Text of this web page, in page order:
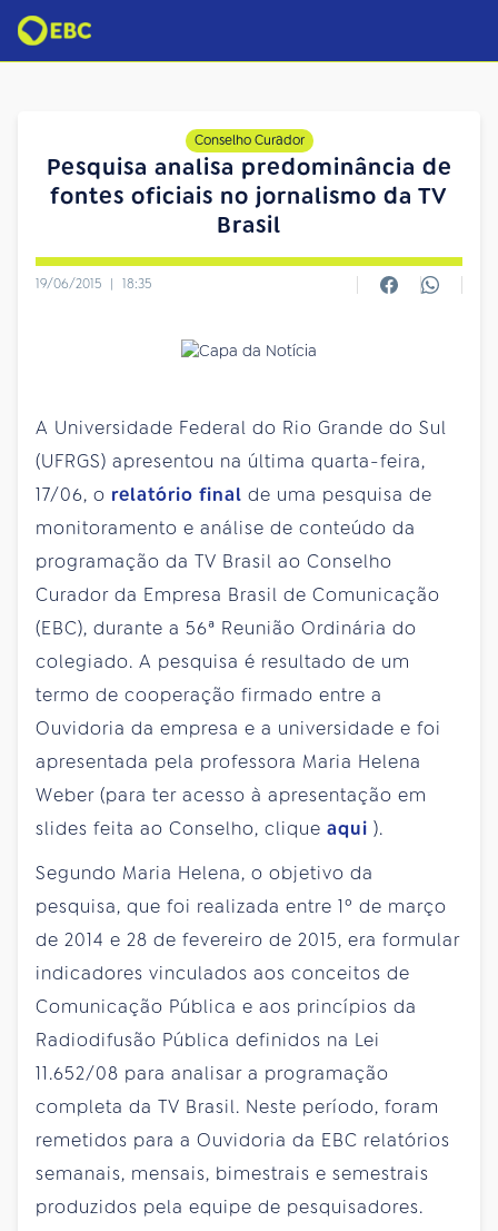
Conselho Curador
Pesquisa analisa predominância de
fontes oficiais no jornalismo da TV
Brasil
19/06/2015 | 18:35
A Universidade Federal do Rio Grande do Sul
(UFRGS) apresentou na última quarta-feira,
17/06, o relatório final de uma pesquisa de
monitoramento e análise de conteúdo da
programação da TV Brasil ao Conselho
Curador da Empresa Brasil de Comunicação
(EBC), durante a 56ª Reunião Ordinária do
colegiado. A pesquisa é resultado de um
termo de cooperação firmado entre a
Ouvidoria da empresa e a universidade e foi
apresentada pela professora Maria Helena
Weber (para ter acesso à apresentação em
slides feita ao Conselho, clique aqui ).
Segundo Maria Helena, o objetivo da
pesquisa, que foi realizada entre 1º de março
de 2014 e 28 de fevereiro de 2015, era formular
indicadores vinculados aos conceitos de
Comunicação Pública e aos princípios da
Radiodifusão Pública definidos na Lei
11.652/08 para analisar a programação
completa da TV Brasil. Neste período, foram
remetidos para a Ouvidoria da EBC relatórios
semanais, mensais, bimestrais e semestrais
produzidos pela equipe de pesquisadores.